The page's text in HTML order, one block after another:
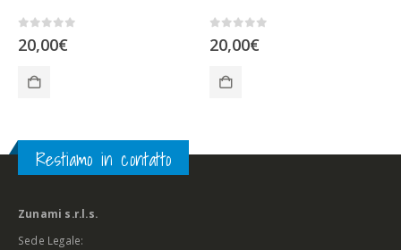
20,00€ 20,00€
Restiamo in contatto
Zunami s.r.l.s.
Sede Legale: